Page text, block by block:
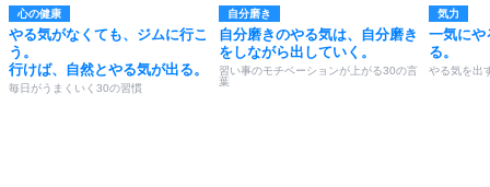
心の健康
やる気がなくても、ジムに行こ
う。
行けば、自然とやる気が出る。
毎日がうまくいく30の習慣
自分磨き
自分磨きのやる気は、自分磨き
をしながら出していく。
習い事のモチベーションが上がる30の言
葉
気力
一気にや
る。
やる気を出